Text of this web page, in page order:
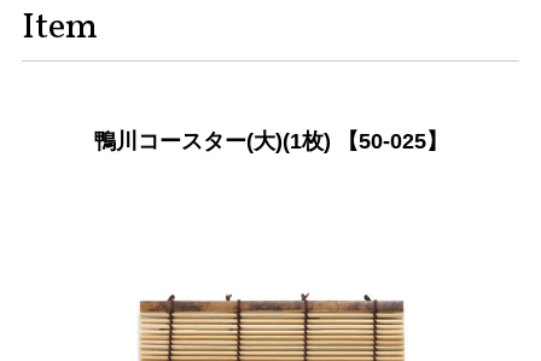
Item
鴨川コースター(大)(1枚) 【50-025】